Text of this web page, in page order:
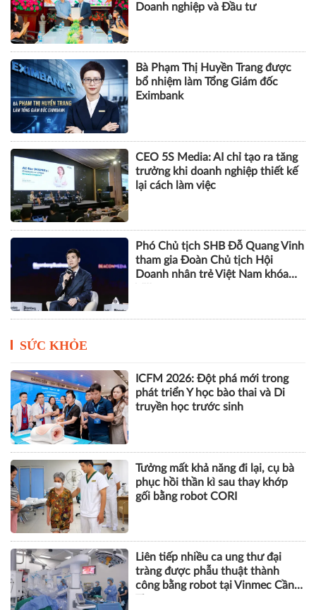
Doanh nghiệp và Đầu tư
Bà Phạm Thị Huyền Trang được
bổ nhiệm làm Tổng Giám đốc
Eximbank
CEO 5S Media: AI chỉ tạo ra tăng
trưởng khi doanh nghiệp thiết kế
lại cách làm việc
Phó Chủ tịch SHB Đỗ Quang Vinh
tham gia Đoàn Chủ tịch Hội
Doanh nhân trẻ Việt Nam khóa
SỨC KHỎE
ICFM 2026: Đột phá mới trong
phát triển Y học bào thai và Di
truyền học trước sinh
Tưởng mất khả năng đi lại, cụ bà
phục hồi thần kì sau thay khớp
gối bằng robot CORI
Liên tiếp nhiều ca ung thư đại
tràng được phẫu thuật thành
công bằng robot tại Vinmec Cần